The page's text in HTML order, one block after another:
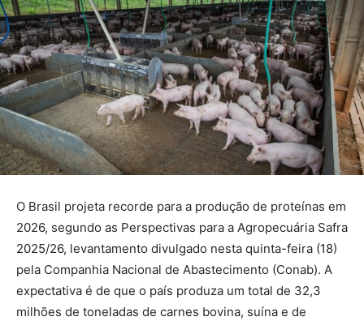
O Brasil projeta recorde para a produção de proteínas em
2026, segundo as Perspectivas para a Agropecuária Safra
2025/26, levantamento divulgado nesta quinta-feira (18)
pela Companhia Nacional de Abastecimento (Conab). A
expectativa é de que o país produza um total de 32,3
milhões de toneladas de carnes bovina, suína e de